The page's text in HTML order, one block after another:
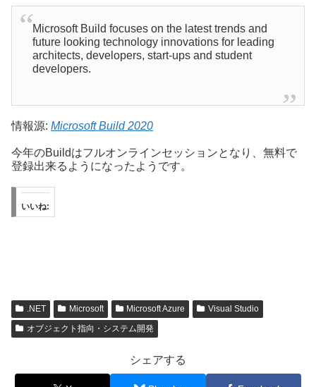
Microsoft Build focuses on the latest trends and
future looking technology innovations for leading
architects, developers, start-ups and student
developers.
情報源: Microsoft Build 2020
今年のBuildはフルオンラインセッションとなり、無料で
登録出来るようになったようです。
いいね:
.NET Microsoft Microsoft Azure
Visual Studio
オブジェクト指向・システム開発
シェアする